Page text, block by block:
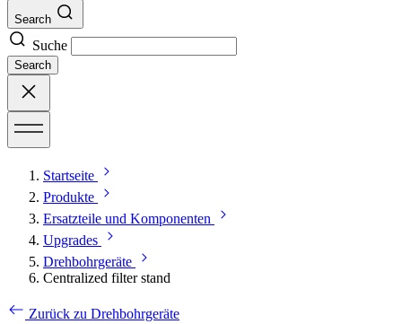
Search
Suche
Search
Startseite
Produkte
Ersatzteile und Komponenten
Upgrades
Drehbohrgeräte
Centralized filter stand
Zurück zu Drehbohrgeräte